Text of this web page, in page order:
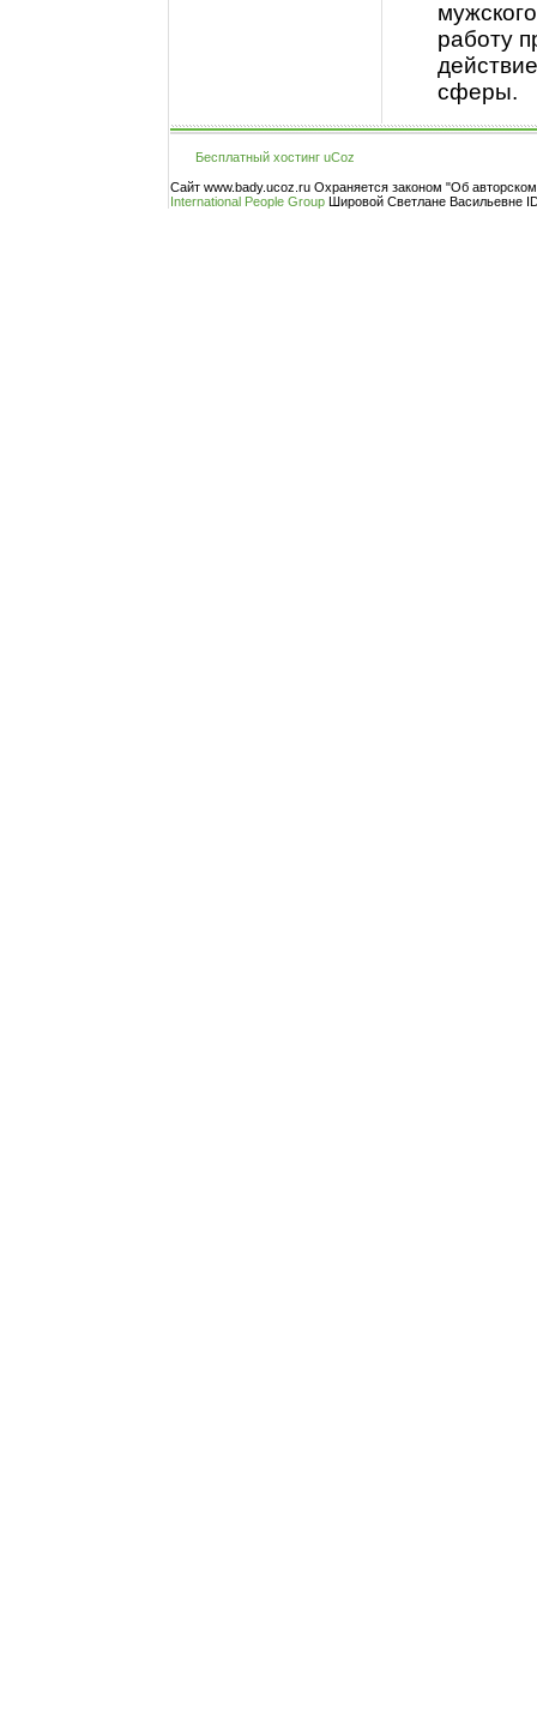
работу
сферы.
Бесплатный хостинг uCoz
Сайт www.bady.ucoz.ru Охраняется законом "Об
International People Group Шировой Светлане Васильевне